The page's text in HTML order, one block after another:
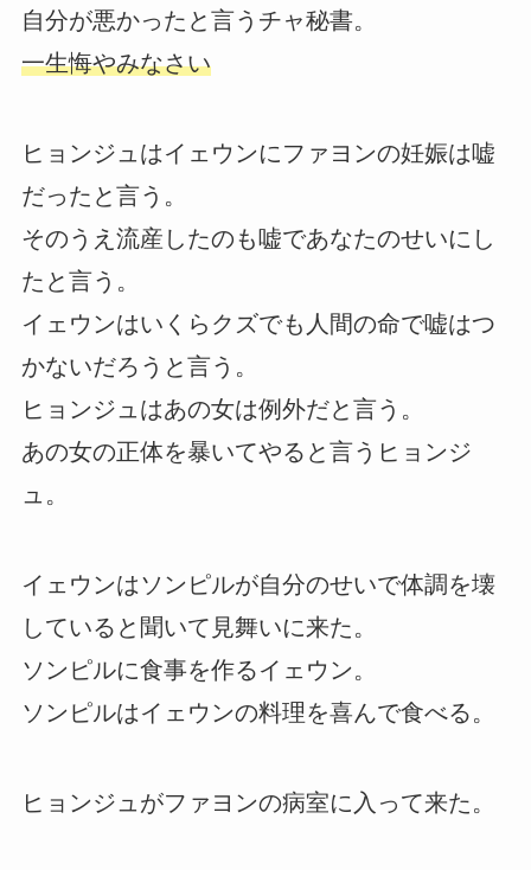
自分が悪かったと言うチャ秘書。
一生悔やみなさい
ヒョンジュはイェウンにファヨンの妊娠は嘘
だったと言う。
そのうえ流産したのも嘘であなたのせいにし
たと言う。
イェウンはいくらクズでも人間の命で嘘はつ
かないだろうと言う。
ヒョンジュはあの女は例外だと言う。
あの女の正体を暴いてやると言うヒョンジ
ュ。
イェウンはソンピルが自分のせいで体調を壊
していると聞いて見舞いに来た。
ソンピルに食事を作るイェウン。
ソンピルはイェウンの料理を喜んで食べる。
ヒョンジュがファヨンの病室に入って来た。